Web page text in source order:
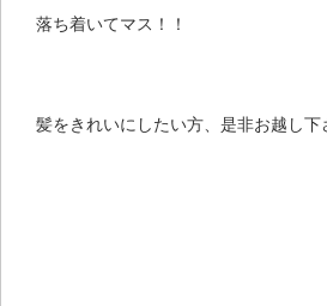
落ち着いてマス！！
髪をきれいにしたい方、是非お越し下